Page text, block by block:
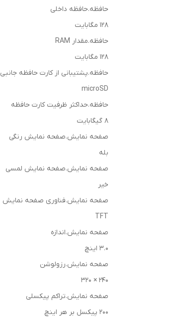
حافظه.حافظه داخلی
128 مگابایت
حافظه.مقدار RAM
128 مگابایت
حافظه.پشتیبانی از کارت حافظه جانبی
microSD
حافظه.حداکثر ظرفیت کارت حافظه
8 گیگابایت
صفحه نمایش.صفحه نمایش رنگی
بله
صفحه نمایش.صفحه نمایش لمسی
خیر
صفحه نمایش.فناوری صفحه نمایش
TFT
صفحه نمایش.اندازه
3.0 اینچ
صفحه نمایش.رزولوشن
240 × 320
صفحه نمایش.تراکم پیکسلی
200 پیکسل بر هر اینچ